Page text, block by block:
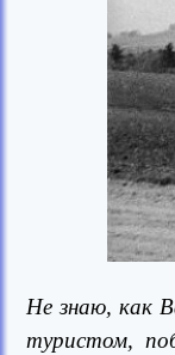
Не знаю, как
туристом,